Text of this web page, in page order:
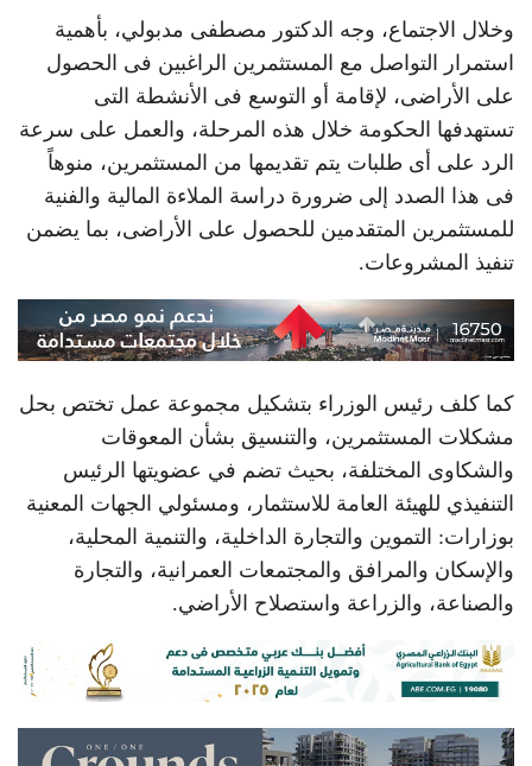
وخلال الاجتماع، وجه الدكتور مصطفى مدبولي، بأهمية
استمرار التواصل مع المستثمرين الراغبين فى الحصول
على الأراضى، لإقامة أو التوسع فى الأنشطة التى
تستهدفها الحكومة خلال هذه المرحلة، والعمل على سرعة
الرد على أى طلبات يتم تقديمها من المستثمرين، منوهاً
فى هذا الصدد إلى ضرورة دراسة الملاءة المالية والفنية
للمستثمرين المتقدمين للحصول على الأراضى، بما يضمن
تنفيذ المشروعات.
كما كلف رئيس الوزراء بتشكيل مجموعة عمل تختص بحل
مشكلات المستثمرين، والتنسيق بشأن المعوقات
والشكاوى المختلفة، بحيث تضم في عضويتها الرئيس
التنفيذي للهيئة العامة للاستثمار، ومسئولي الجهات المعنية
بوزارات: التموين والتجارة الداخلية، والتنمية المحلية،
والإسكان والمرافق والمجتمعات العمرانية، والتجارة
والصناعة، والزراعة واستصلاح الأراضي.